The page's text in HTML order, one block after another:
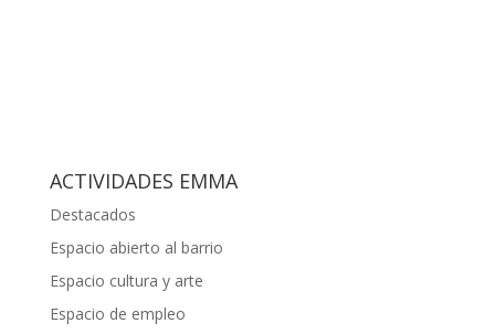
ACTIVIDADES EMMA
Destacados
Espacio abierto al barrio
Espacio cultura y arte
Espacio de empleo